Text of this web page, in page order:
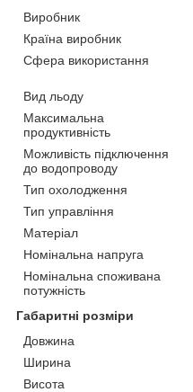
Виробник
Країна виробник
Сфера використання
Вид льоду
Максимальна
продуктивність
Можливість підключення
до водопроводу
Тип охолодження
Тип управління
Матеріал
Номінальна напруга
Номінальна споживана
потужність
Габаритні розміри
Довжина
Ширина
Висота